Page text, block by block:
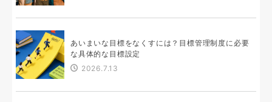
あいまいな目標をなくすには？目標管理制度に必要
な具体的な目標設定
2026.7.13